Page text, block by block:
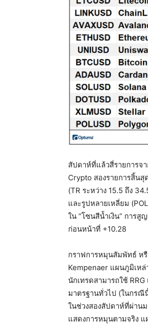
สัปดาห์ที่แล้วสี่รายการจ
Crypto สองรายการสิ้นสุ
(TR ระหว่าง 15.5 ถึง
และรูปหลายเหลี่ยม
ใน “โซนสีน้ำเงิน” การ
ก่อนหน้าที่ +10.28
กราฟการหมุนสัมพัทธ์ ห
Kempenaer แผนภูมิเห
นักเทรดสามารถใช้
มาตรฐานทั่วไป (ในกรณี
ในช่วงสองสัปดาห์ที่ผ่าน
แสดงการหมุนตามจริง